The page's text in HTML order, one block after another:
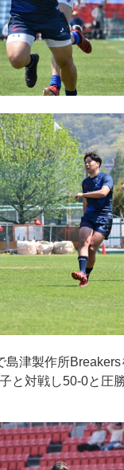
島津製作所
と対戦し50-0と圧